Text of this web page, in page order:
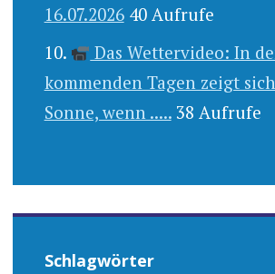
16.07.2026 40 Aufrufe
Das Wettervideo: In
kommenden Tagen zeigt
Sonne, wenn ..... 38 Aufrufe
Schlagwörter